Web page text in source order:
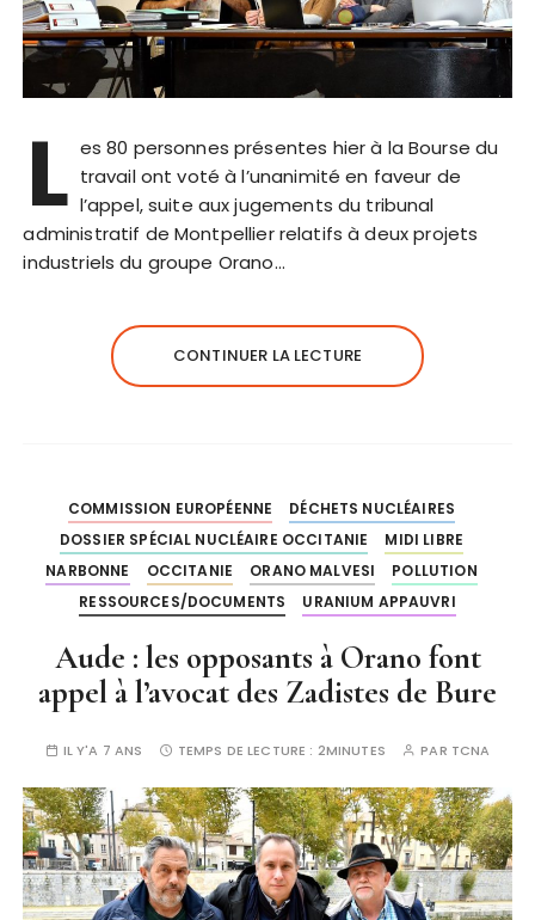
L es 80 personnes présentes hier à la Bourse du
travail ont voté à l’unanimité en faveur de
l’appel, suite aux jugements du tribunal
administratif de Montpellier relatifs à deux projets
industriels du groupe Orano…
CONTINUER LA LECTURE
COMMISSION EUROPÉENNE
DÉCHETS NUCLÉAIRES
DOSSIER SPÉCIAL NUCLÉAIRE OCCITANIE
MIDI LIBRE
NARBONNE
OCCITANIE ORANO MALVESI
POLLUTION
RESSOURCES/DOCUMENTS
URANIUM APPAUVRI
Aude : les opposants à Orano font
appel à l’avocat des Zadistes de Bure
IL Y'A 7 ANS TEMPS DE LECTURE : 2MINUTES PAR TCNA